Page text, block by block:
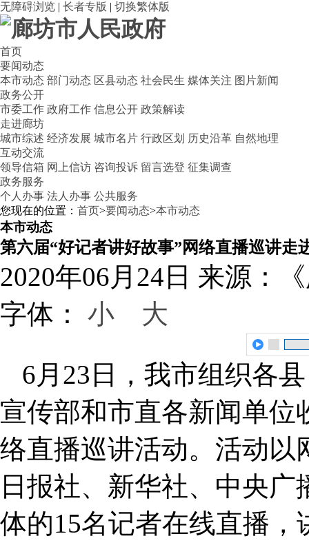
无障碍浏览 | 长者专版 | 切换繁体版
首页
要闻动态
本市动态 部门动态 区县动态 社会民生 媒体关注 图片新闻
政务公开
市委工作 政府工作 信息公开 政策解读
走进廊坊
城市综述 经济发展 城市名片 行政区划 历史沿革 自然地理
互动交流
领导信箱 网上信访 咨询投诉 留言选登 征集调查
政务服务
个人办事 法人办事 公共服务
您现在的位置： 首页>要闻动态>本市动态
本市动态
第六届“好记者讲好故事”网络直播巡讲走
2020年06月24日 来源：
字体： 小 大
6月23日，我市组织各
宣传部和市直各新闻单位
络直播巡讲活动。活动以
日报社、新华社、中央
体的15名记者在线直播，